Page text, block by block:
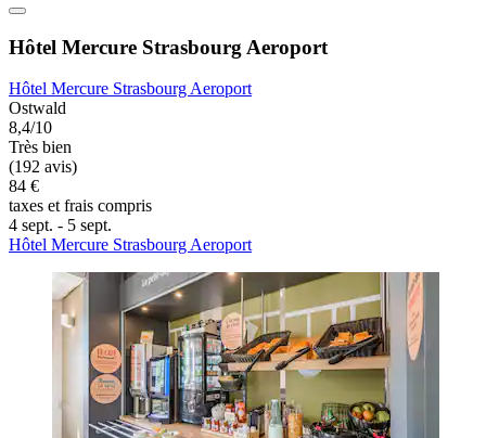
Hôtel Mercure Strasbourg Aeroport
Hôtel Mercure Strasbourg Aeroport
Ostwald
8,4/10
Très bien
(192 avis)
84 €
taxes et frais compris
4 sept. - 5 sept.
Hôtel Mercure Strasbourg Aeroport